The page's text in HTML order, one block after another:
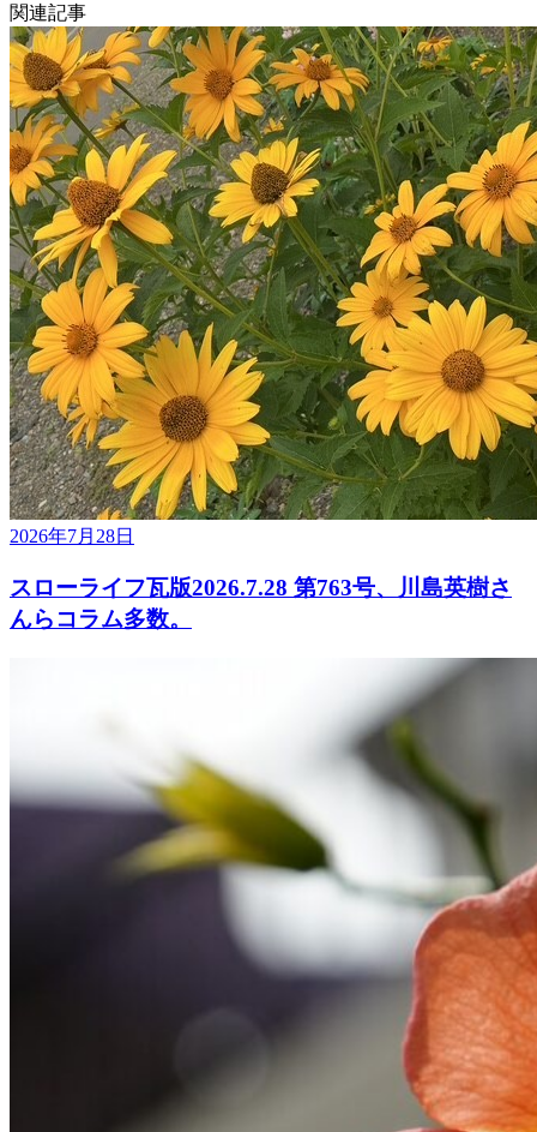
関連記事
2026年7月28日
スローライフ瓦版2026.7.28 第763号、川島英樹さ
んらコラム多数。